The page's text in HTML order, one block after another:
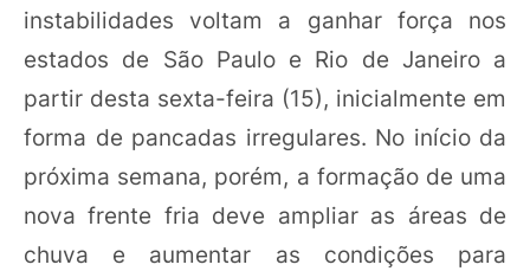
instabilidades voltam a ganhar força nos
estados de São Paulo e Rio de Janeiro a
partir desta sexta-feira (15), inicialmente em
forma de pancadas irregulares. No início da
próxima semana, porém, a formação de uma
nova frente fria deve ampliar as áreas de
chuva e aumentar as condições para